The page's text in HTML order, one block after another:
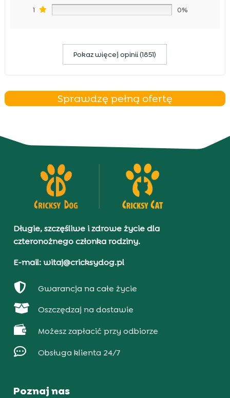
1 0%
Pokaz więcej opinii (1851)
Sprawdzę pełną ofertę
Długie, szczęśliwe i zdrowe życie dla
czteronożnego członka rodziny.
E-mail: witaj@cricksydog.pl
 Gwarancja na całe życie
 Oszczędzaj na dostawie
 Możesz zapłacić przy odbiorze
 Obsługa klienta 24/7
Poznaj nas